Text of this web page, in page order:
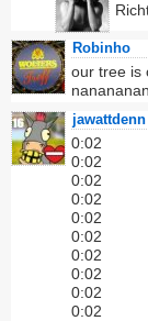
Robinho
our tree is
jawattdenn
0:02
0:02
0:02
0:02
0:02
0:02
0:02
0:02
0:02
0:02